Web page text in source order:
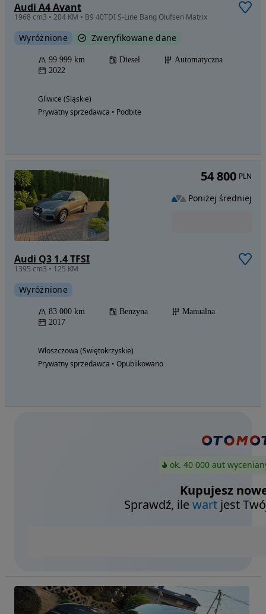
Audi A4 Avant
1968 cm3 • 204 KM • B9 40TDI S-Line Bang Olufsen Matrix
Wyróżnione Zweryfikowane dane
99 999 km Diesel
Automatyczna
2022
Gliwice (Śląskie)
Prywatny sprzedawca • Podbite
Audi Q3 1.4 TFSI
1395 cm3 • 125 KM
Wyróżnione
83 000 km Benzyna
Manualna
2017
Włoszczowa (Świętokrzyskie)
Prywatny sprzedawca • Opublikowano
54 800 PLN
Poniżej średniej
ok. 40 000 aut
Kupujesz
Sprawdź, ilewart jest